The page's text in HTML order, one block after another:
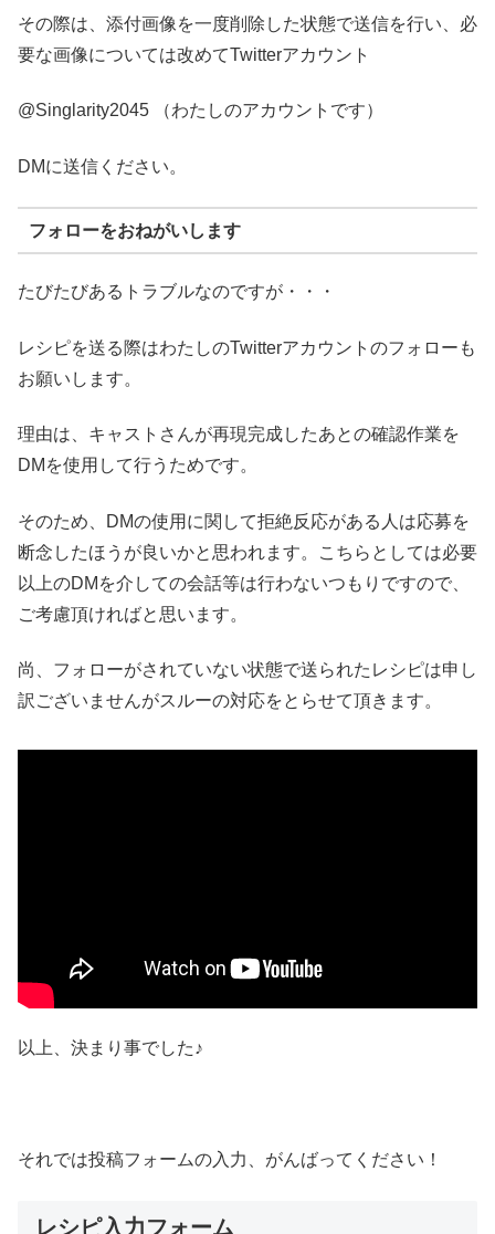
その際は、添付画像を一度削除した状態で送信を行い、必
要な画像については改めてTwitterアカウント
@Singlarity2045 （わたしのアカウントです）
DMに送信ください。
フォローをおねがいします
たびたびあるトラブルなのですが・・・
レシピを送る際はわたしのTwitterアカウントのフォローも
お願いします。
理由は、キャストさんが再現完成したあとの確認作業を
DMを使用して行うためです。
そのため、DMの使用に関して拒絶反応がある人は応募を
断念したほうが良いかと思われます。こちらとしては必要
以上のDMを介しての会話等は行わないつもりですので、
ご考慮頂ければと思います。
尚、フォローがされていない状態で送られたレシピは申し
訳ございませんがスルーの対応をとらせて頂きます。
以上、決まり事でした♪
それでは投稿フォームの入力、がんばってください！
レシピ入力フォーム